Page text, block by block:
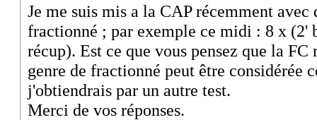
Je me suis mis a la CAP récemment
fractionné ; par exemple ce midi : 8 x (2'
récup). Est ce que vous pensez que la
genre de fractionné peut être considérée
j'obtiendrais par un autre test.
Merci de vos réponses.